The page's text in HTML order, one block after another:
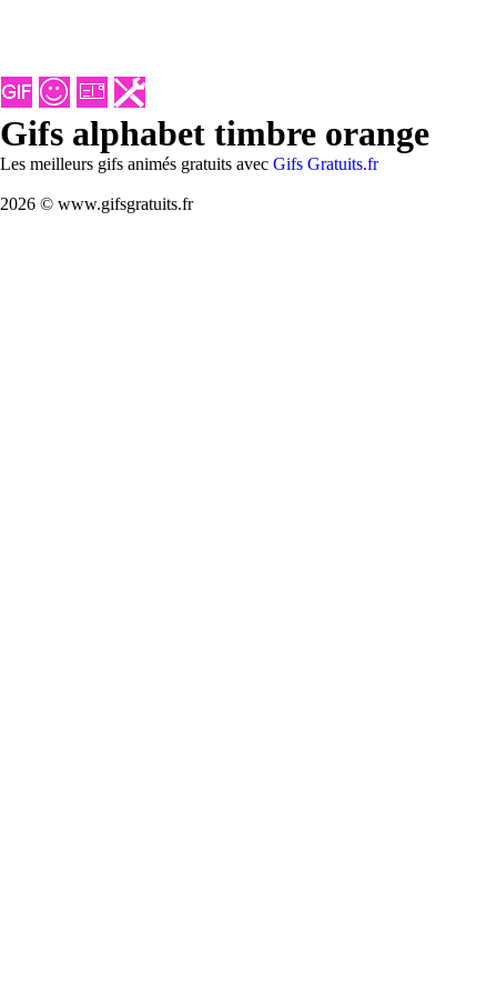
Gifs alphabet timbre orange
Les meilleurs gifs animés gratuits avec Gifs Gratuits.fr
2026 © www.gifsgratuits.fr